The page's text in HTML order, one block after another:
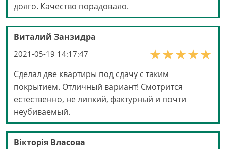
долго. Качество порадовало.
Виталий Занзидра
2021-05-19 14:17:47
Сделал две квартиры под сдачу с таким
покрытием. Отличный вариант! Смотрится
естественно, не липкий, фактурный и почти
неубиваемый.
Вікторія Власова